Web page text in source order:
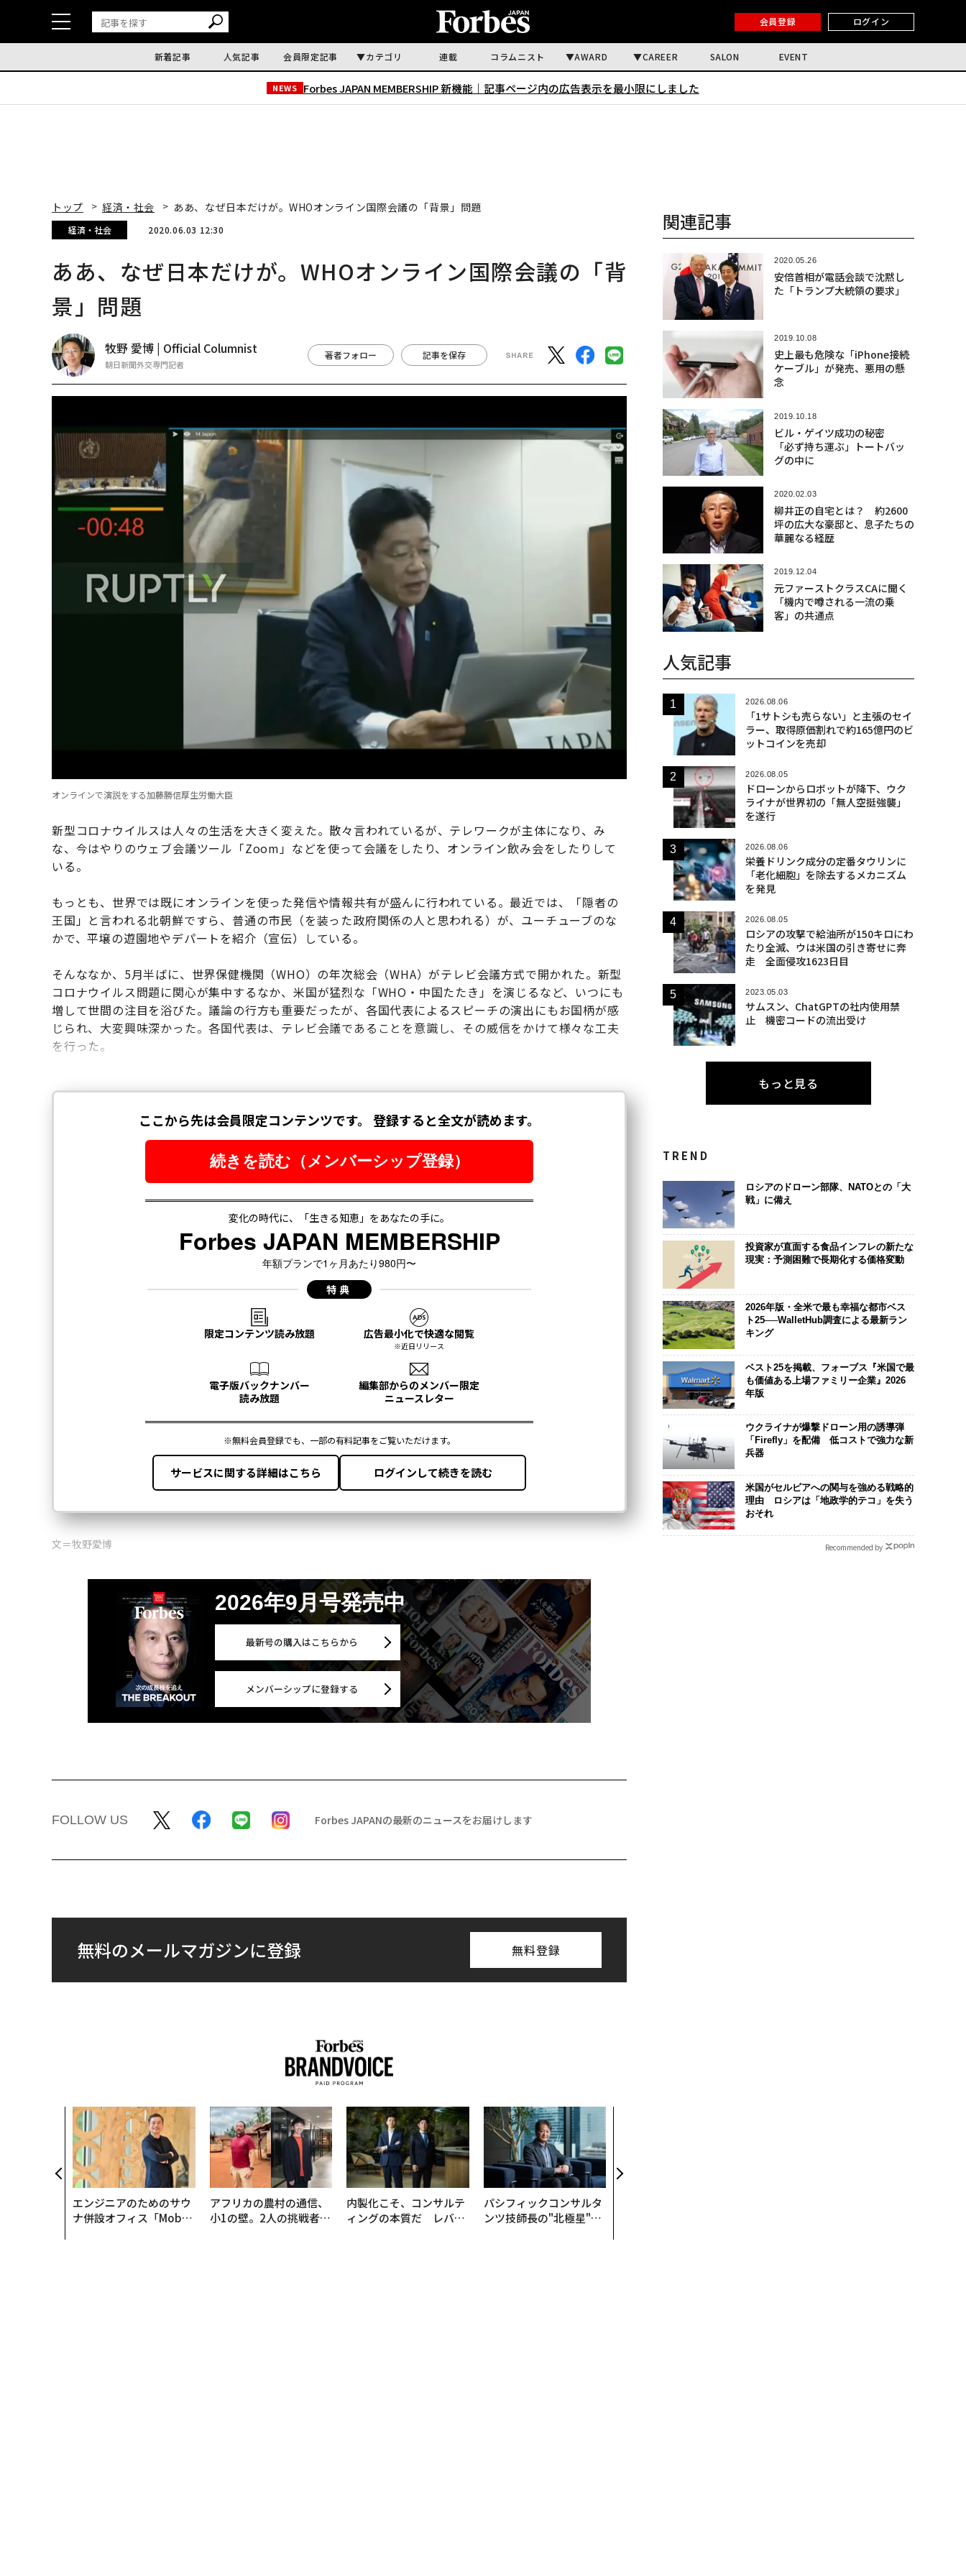
会員登録 ログイン
新着記事 人気記事 会員限定記事 カテゴリ 連載 コラムニスト AWARD CAREER SALON EVENT
NEWS Forbes JAPAN MEMBERSHIP 新機能｜ 記事ページ内の広告表示を最小限にしました
トップ 経済・社会 ああ、なぜ日本だけが。WHOオンライン国際会議の「背景」問題
経済・社会 2020.06.03 12:30
ああ、なぜ日本だけが。WHOオンライン国際会議の「背
景」問題
牧野 愛博 | Official Columnist
朝日新聞外交専門記者
著者フォロー 記事を保存
オンラインで演説をする加藤勝信厚生労働大臣
新型コロナウイルスは人々の生活を大きく変えた。散々言われているが、テレワークが主体になり、み
な、今はやりのウェブ会議ツール「Zoom」などを使って会議をしたり、オンライン飲み会をしたりして
いる。
もっとも、世界では既にオンラインを使った発信や情報共有が盛んに行われている。最近では、「隠者の
王国」と言われる北朝鮮ですら、普通の市民（を装った政府関係の人と思われる）が、ユーチューブのな
かで、平壌の遊園地やデパートを紹介（宣伝）している。
そんななか、5月半ばに、世界保健機関（WHO）の年次総会（WHA）がテレビ会議方式で開かれた。新型
コロナウイルス問題に関心が集中するなか、米国が猛烈な「WHO・中国たたき」を演じるなど、いつにも
増して世間の注目を浴びた。議論の行方も重要だったが、各国代表によるスピーチの演出にもお国柄が感
じられ、大変興味深かった。各国代表は、テレビ会議であることを意識し、その威信をかけて様々な工夫
を行った。
文＝牧野愛博
2026年9月号発売中
最新号の購入はこちらから
メンバーシップに登録する
FOLLOW US Forbes JAPANの最新のニュースをお届けします
無料のメールマガジンに登録 無料登録
エンジニアのためのサウ
ナ併設オフィス「Mobiu
アフリカの農村の通信、
小1の壁。2人の挑戦者が
内製化こそ、コンサルテ
ィングの本質だ レバレ
パシフィックコンサルタ
ンツ技師長の"北極星"。
関連記事
2020.05.26
安倍首相が電話会談で沈黙し
た「トランプ大統領の要求」
2019.10.08
史上最も危険な「iPhone接続
ケーブル」が発売、悪用の懸
念
2019.10.18
ビル・ゲイツ成功の秘密
「必ず持ち運ぶ」トートバッ
グの中に
2020.02.03
柳井正の自宅とは？ 約2600
坪の広大な豪邸と、息子たちの
華麗なる経歴
2019.12.04
元ファーストクラスCAに聞く
「機内で噂される一流の乗
客」の共通点
人気記事
2026.08.06
「1サトシも売らない」と主張のセイ
ラー、取得原価割れで約165億円のビ
ットコインを売却
2026.08.05
ドローンからロボットが降下、ウク
ライナが世界初の「無人空挺強襲」
を遂行
2026.08.06
栄養ドリンク成分の定番タウリンに
「老化細胞」を除去するメカニズム
を発見
2026.08.05
ロシアの攻撃で給油所が150キロにわ
たり全滅、ウは米国の引き寄せに奔
走 全面侵攻1623日目
2023.05.03
サムスン、ChatGPTの社内使用禁
止 機密コードの流出受け
もっと見る
TREND
ロシアのドローン部隊、NATOとの「大
戦」に備え
投資家が直面する食品インフレの新たな
現実：予測困難で長期化する価格変動
2026年版・全米で最も幸福な都市ベス
ト25──WalletHub調査による最新ラン
キング
ベスト25を掲載、フォーブス『米国で最
も価値ある上場ファミリー企業』2026
年版
ウクライナが爆撃ドローン用の誘導弾
「Firefly」を配備 低コストで強力な新
兵器
米国がセルビアへの関与を強める戦略的
理由 ロシアは「地政学的テコ」を失う
おそれ
Recommended by